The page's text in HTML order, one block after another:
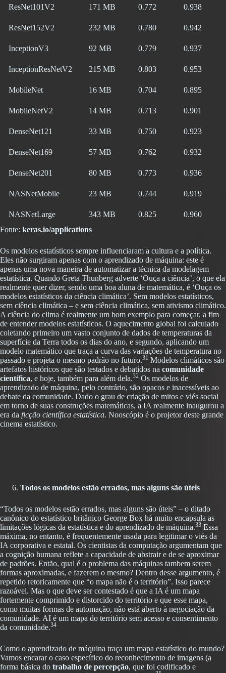
ResNet101V2 171 MB 0.772 0.938
ResNet152V2 232 MB 0.780 0.942
InceptionV3 92 MB 0.779 0.937
InceptionResNetV2 215 MB 0.803 0.953
MobileNet 16 MB 0.704 0.895
MobileNetV2 14 MB 0.713 0.901
DenseNet121 33 MB 0.750 0.923
DenseNet169 57 MB 0.762 0.932
DenseNet201 80 MB 0.773 0.936
NASNetMobile 23 MB 0.744 0.919
NASNetLarge 343 MB 0.825
0.960
Fonte: keras.io/applications
Os modelos estatísticos sempre influenciaram a cultura e a política.
Eles não surgiram apenas com o aprendizado de máquina: este é
apenas uma nova maneira de automatizar a técnica da modelagem
estatística. Quando Greta Thunberg adverte ‘Ouça a ciência’, o que ela
realmente quer dizer, sendo uma boa aluna de matemática, é ‘Ouça os
modelos estatísticos da ciência climática’. Sem modelos estatísticos,
sem ciência climática – e sem ciência climática, sem ativismo climático.
A ciência do clima é realmente um bom exemplo para começar, a fim
de entender modelos estatísticos. O aquecimento global foi calculado
coletando primeiro um vasto conjunto de dados de temperaturas da
superfície da Terra todos os dias do ano, e segundo, aplicando um
modelo matemático que traça a curva das variações de temperatura no
passado e projeta o mesmo padrão no futuro.31 Modelos climáticos são
artefatos históricos que são testados e debatidos na comunidade
científica, e hoje, também para além dela.32 Os modelos de
aprendizado de máquina, pelo contrário, são opacos e inacessíveis ao
debate da comunidade. Dado o grau de criação de mitos e viés social
em torno de suas construções matemáticas, a IA realmente inaugurou a
era da ficção científica estatística. Nooscópio é o projetor deste grande
cinema estatístico.
Todos os modelos estão errados, mas alguns são úteis
“Todos os modelos estão errados, mas alguns são úteis” – o ditado
canônico do estatístico britânico George Box há muito encapsula as
limitações lógicas da estatística e do aprendizado de máquina.33 Essa
máxima, no entanto, é frequentemente usada para legitimar o viés da
IA corporativa e estatal. Os cientistas da computação argumentam que
a cognição humana reflete a capacidade de abstrair e de se aproximar
de padrões. Então, qual é o problema das máquinas tambem serem
formas aproximadas, e fazerem o mesmo? Dentro desse argumento, é
repetido retoricamente que “o mapa não é o território”. Isso parece
razoável. Mas o que deve ser contestado é que a IA é um mapa
fortemente comprimido e distorcido do território e que esse mapa,
como muitas formas de automação, não está aberto à negociação da
comunidade. AI é um mapa do território sem acesso e consentimento
da comunidade.34
Como o aprendizado de máquina traça um mapa estatístico do mundo?
Vamos encarar o caso específico do reconhecimento de imagens (a
forma básica do trabalho de percepção, que foi codificado e